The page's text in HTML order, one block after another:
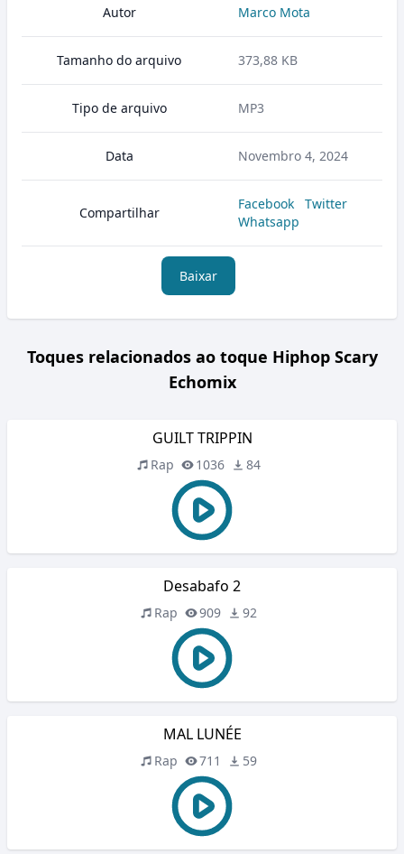
Autor Marco Mota
Tamanho do arquivo 373,88 KB
Tipo de arquivo MP3
Data Novembro 4, 2024
Compartilhar
Facebook
Twitter
Whatsapp
Baixar
Toques relacionados ao toque Hiphop Scary
Echomix
GUILT TRIPPIN
Rap 1036 84
Desabafo 2
Rap 909 92
MAL LUNÉE
Rap 711 59